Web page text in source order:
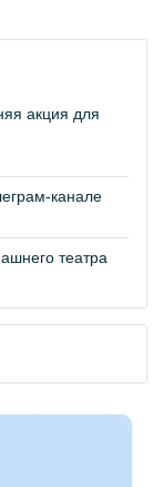
акция для
канале
театра